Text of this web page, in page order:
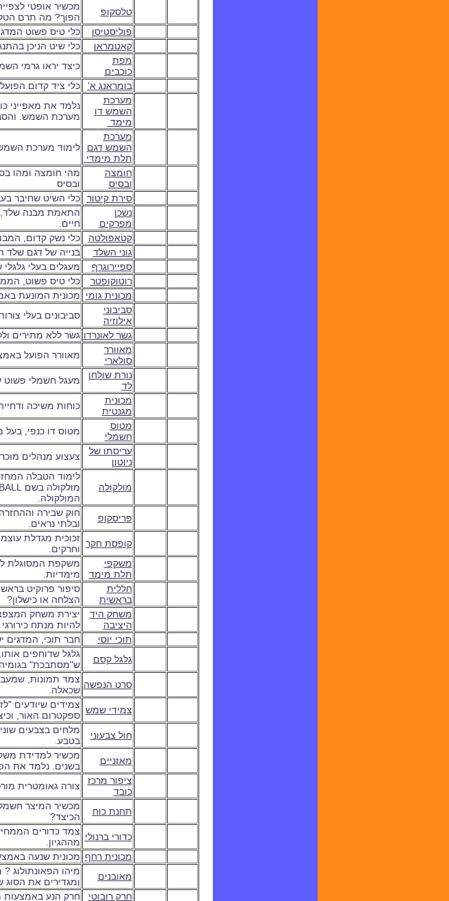
טלסקופ
מכשיר אופטי
הפוך? מה תרם
פוליסטיסן
כלי טיס פשוט
קאטמראן
כלי שיט הניכן
מפת
כוכבים
כיצד יראו גרמי
בומראנג א'
כלי ציד קדום
מערכת
השמש דו
מימד
נלמד את מאפייני
מערכת השמש.
מערכת
השמש דגם
תלת מימדי
לימוד מערכת
חומצה
ובסיס
מהי חומצה ומהו
ובסיס
סירת קיטור
כלי השיט שחיבר
נשכן
מפרקים
התאמת מבנה שלד,
חיים.
קטאפולטה
כלי נשק קדום,
גוני השלד
בנייה של דגם
ספיירוגרף
מעגלים בעלי
רוטוקופטר
כלי טיס פשוט,
מכונית גומי
מכונית המונעת
סביבוני
אילוזיה
סביבונים בעלי
גשר לאונרדו גשר ללא מתירים
מאוורר
סולארי
מאוורר הפועל
נורת שולחן
לד
מעגל חשמלי פשוט
מכונית
מגנטית
כוחות משיכה
מטוס
חשמלי
מטוס דו כנפי, בעל
עריסתו של
ניוטון
צעצוע מנהלים
מולקולה
לימוד הטבלה
המולקולה.
פריסקופ
חוק שבירה
ובלתי נראים.
קופסת חקר זכוכית מגדלת
וחרקים.
משקפי
תלת מימד
משקפת המסוגלת
מימדיות.
חללית
בראשית
סיפור פרוקיט
הצלחה או כישלון?
משחק היד
היציבה
יצירת משחק
להיות מנתח
תוכי יוסי
חבר תוכי, המדגים
גלגל קסם
גלגל שדוחפים
ש"מסתבכת" בגומיה
סרט הנפשה צמד תמונות,
שכאלה.
צמידי שמש צמידים שיודעים
ספקטרום האור,
חול צבעוני
מלחים בצבעים
בטבע.
מאזניים
מכשיר למדידת
בשנים. נלמד את
ציפור מרכז
כובד
צורה גאומטרית
תחנת כוח
מכשיר המיצר
הכיצד?
כדורי ברנולי צמד כדורים
מההגיון.
מכונית רחף מכונית שנעה
מאובנים
מיהו הפאונתולוג
ומגדירים את הסוג
חרק רובוטי
חרק הנע באמצעות